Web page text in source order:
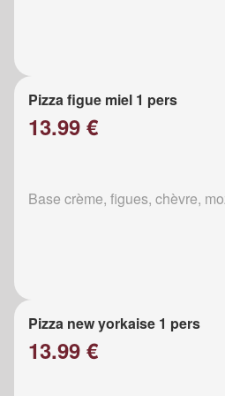
Pizza figue miel 1 pers
13.99 €
Base crème, figues, chèvre,
Pizza new yorkaise 1 pers
13.99 €